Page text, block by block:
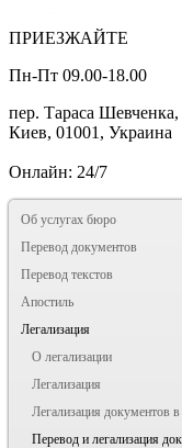
ПРИЕЗЖАЙТЕ
Пн-Пт 09.00-18.00
пер. Тараса Шевченка,
Киев, 01001, Украина
Онлайн: 24/7
Об услугах бюро
Перевод документов
Перевод текстов
Апостиль
Легализация
О легализации
Легализация
Легализация документов
Перевод и легализация